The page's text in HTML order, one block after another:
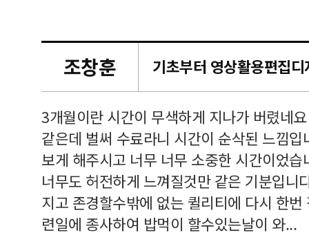
조창훈
3개월이란 시간이 무색하게 지나가 버렸네
같은데 벌써 수료라니 시간이 순삭된 느낌
보게 해주시고 너무 너무 소중한 시간이었
너무도 허전하게 느껴질것만 같은 기분입니
지고 존경할수밖에 없는 퀼리티에 다시 한
련일에 종사하여 밥먹이 할수있는날이 와...